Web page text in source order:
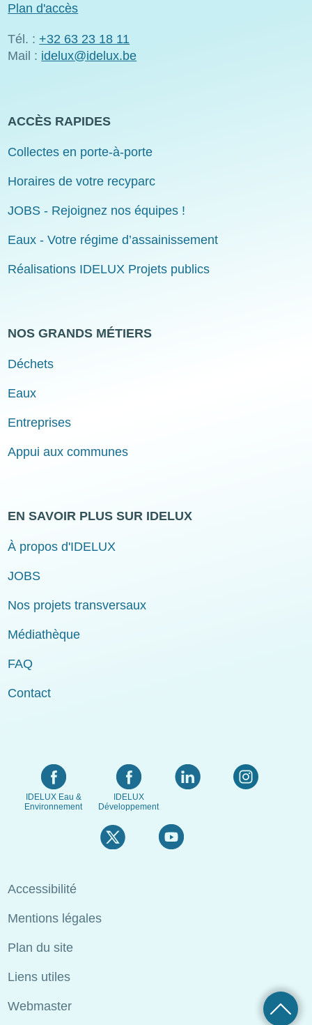
Plan d'accès
Tél. : +32 63 23 18 11
Mail : idelux@idelux.be
ACCÈS RAPIDES
Collectes en porte-à-porte
Horaires de votre recyparc
JOBS - Rejoignez nos équipes !
Eaux - Votre régime d’assainissement
Réalisations IDELUX Projets publics
NOS GRANDS MÉTIERS
Déchets
Eaux
Entreprises
Appui aux communes
EN SAVOIR PLUS SUR IDELUX
À propos d'IDELUX
JOBS
Nos projets transversaux
Médiathèque
FAQ
Contact
IDELUX Eau &
Environnement
IDELUX
Développement
Menu
de
page
Accessibilité
Mentions légales
Plan du site
Liens utiles
Webmaster